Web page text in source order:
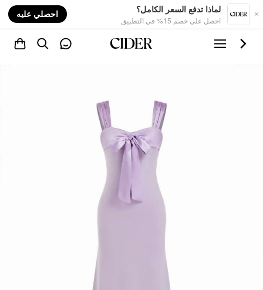
لماذا تدفع السعر الكامل؟
احصل على خصم 15% في التطبيق
احصلي عليه